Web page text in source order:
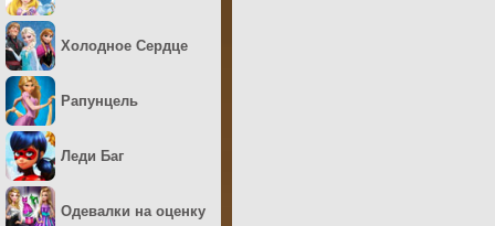
Холодное Сердце
Рапунцель
Леди Баг
Одевалки на оценку